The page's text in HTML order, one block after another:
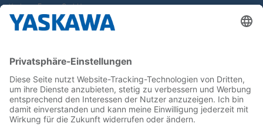
Yaskawa Europe GmbH
Karriere
Newsletter